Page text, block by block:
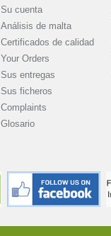
Su cuenta
Análisis de malta
Certificados de calidad
Your Orders
Sus entregas
Sus ficheros
Complaints
Glosario